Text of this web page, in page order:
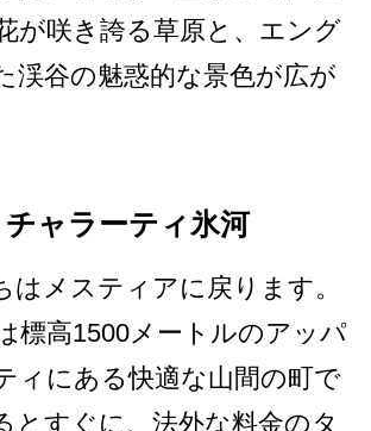
が咲き誇る草原と、エング
渓­谷の魅惑的な景色が広が
ャラーティ氷河
はメスティアに­戻ります。
標高1500メートルのアッ­パ
ィにある快適な山間の町で
とすぐに、法外な料金のタ